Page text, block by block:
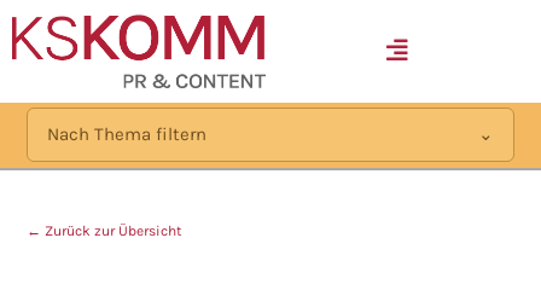
MENÜ
Nach Thema filtern
← Zurück zur Übersicht